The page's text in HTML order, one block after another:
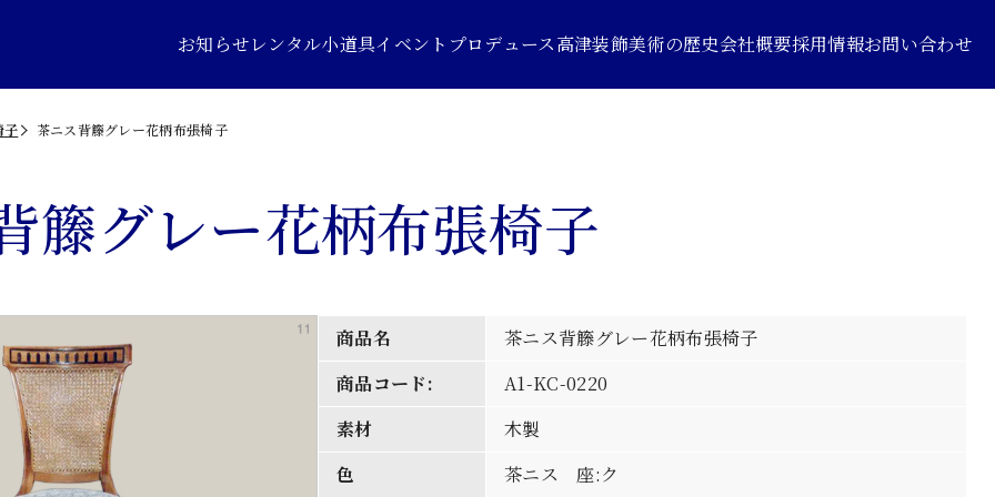
お知らせレンタル小道具イベントプロデュース高津装飾美術の歴史会社概要採用情報お問い合わせ
子 茶ニス背籐グレー花柄布張椅子
籐グレー花柄布張椅子
商品名
茶ニス背籐グレー花柄布張椅子
商品コード:
A1-KC-0220
素材
木製
色
茶ニス 座:ク